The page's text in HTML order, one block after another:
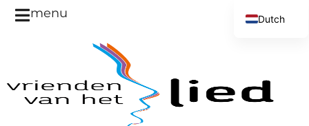
menu
Dutch